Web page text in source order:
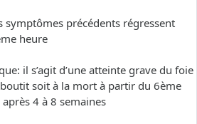
symptômes précédents régressent
heure
il s’agit d’une atteinte grave du foie
soit à la mort à partir du 6ème
4 à 8 semaines